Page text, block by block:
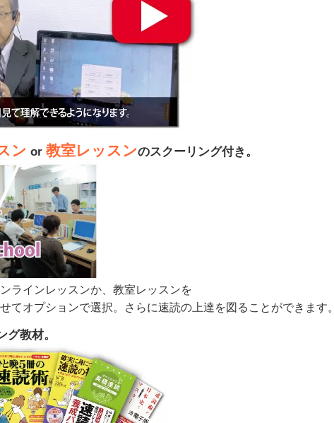
ン or 教室レッスンのスクーリング付き。
ラインレッスンか、教室レッスンを
てオプションで選択。さらに速読の上達を図ることができます。
グ教材。